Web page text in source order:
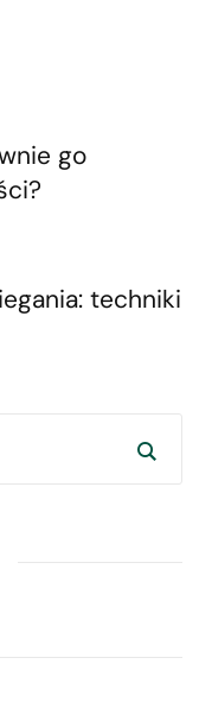
go
techniki